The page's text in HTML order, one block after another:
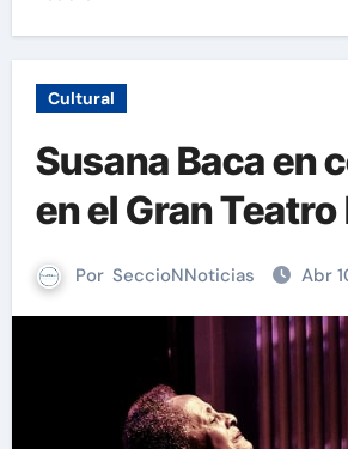
Cultural
Susana Baca en
en el Gran
Por SeccioNNoticias Abr